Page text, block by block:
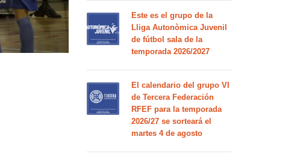
Este es el grupo de la
Lliga Autonòmica Juvenil
de fútbol sala de la
temporada 2026/2027
El calendario del grupo VI
de Tercera Federación
RFEF para la temporada
2026/27 se sorteará el
martes 4 de agosto